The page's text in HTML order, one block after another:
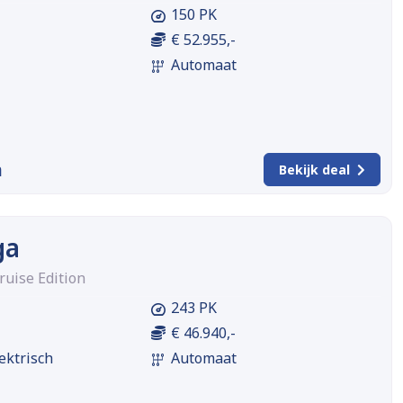
150 PK
€ 52.955,-
Automaat
Bekijk deal
Edition
243 PK
€ 46.940,-
Automaat